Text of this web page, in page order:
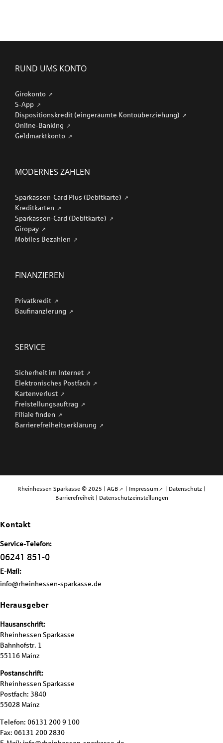
RUND UMS KONTO
Girokonto
S-App
Dispositionskredit (eingeräumte Kontoüberziehung)
Online-Banking
Geldmarktkonto
MODERNES ZAHLEN
Sparkassen-Card Plus (Debitkarte)
Kreditkarten
Sparkassen-Card (Debitkarte)
Giropay
Mobiles Bezahlen
FINANZIEREN
Privatkredit
Baufinanzierung
SERVICE
Sicherheit im Internet
Elektronisches Postfach
Kartenverlust
Freistellungsauftrag
Filiale finden
Barriere­freiheits­erklärung
Rheinhessen Sparkasse © 2025 | AGB | Impressum | Datenschutz |
Barrierefreiheit | Datenschutzeinstellungen
Kontakt
Service-Telefon:
06241 851-0
E-Mail:
info@rheinhessen-sparkasse.de
Herausgeber
Hausanschrift:
Rheinhessen Sparkasse
Bahnhofstr. 1
55116 Mainz
Postanschrift:
Rheinhessen Sparkasse
Postfach: 3840
55028 Mainz
Telefon: 06131 200 9 100
Fax: 06131 200 2830